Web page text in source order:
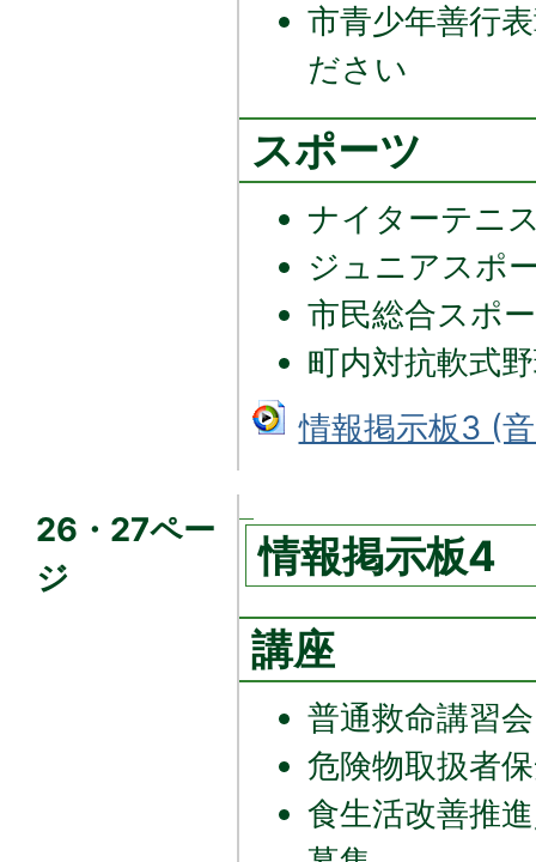
市青少年善行
ださい
スポーツ
ナイターテニ
ジュニアスポ
市民総合スポ
町内対抗軟式
情報掲示板3 (
26・27ペー
ジ
情報掲示板4
講座
普通救命講習会
危険物取扱者
食生活改善推